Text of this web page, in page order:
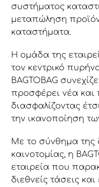
συστήματος
μεταπώληση
καταστήματα.
Η ομάδα της
τον κεντρικό
BAGTOBAG
προσφέρει νέα και
διασφαλίζοντας
την ικανοποίηση
Με το σύνθημα της
καινοτομίας, η
εταιρεία που
διεθνείς τάσεις